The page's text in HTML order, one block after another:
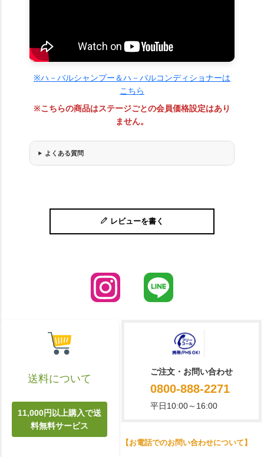
※ハ－バルシャンプー＆ハ－バルコンディショナーは
こちら
※こちらの商品はステージごとの会員価格設定はあり
ません。
よくある質問
レビューを書く
送料について
11,000円以上購入で送
料無料サービス
ご注文・お問い合わせ
0800-888-2271
平日10:00～16:00
【お電話でのお問い合わせについて】